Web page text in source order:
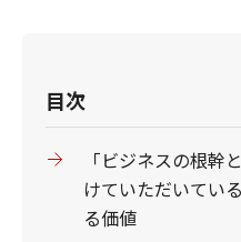
目次
「ビジネスの根幹
けていただいてい
る価値